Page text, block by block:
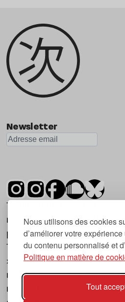
Nous utilisons des cookies
d’améliorer votre
du contenu personnalisé et
Politique en matière de
Tout
Newsletter
Tsugi est un mensuel
musique et les nouvelles
première parution date de
Tsugi en japonais signifie «
», ce qui correspond à la
magazine, à l’affût des
musicales, qu’elles